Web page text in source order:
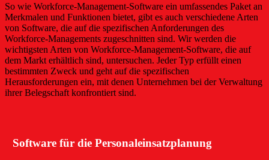
So wie Workforce-Management-Software ein umfassendes Paket an
Merkmalen und Funktionen bietet, gibt es auch verschiedene Arten
von Software, die auf die spezifischen Anforderungen des
Workforce-Managements zugeschnitten sind. Wir werden die
wichtigsten Arten von Workforce-Management-Software, die auf
dem Markt erhältlich sind, untersuchen. Jeder Typ erfüllt einen
bestimmten Zweck und geht auf die spezifischen
Herausforderungen ein, mit denen Unternehmen bei der Verwaltung
ihrer Belegschaft konfrontiert sind.
Software für die Personaleinsatzplanung